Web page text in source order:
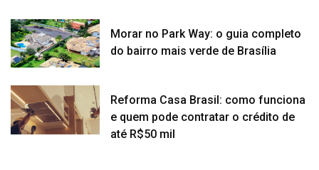
Morar no Park Way: o guia completo
do bairro mais verde de Brasília
Reforma Casa Brasil: como funciona
e quem pode contratar o crédito de
até R$50 mil